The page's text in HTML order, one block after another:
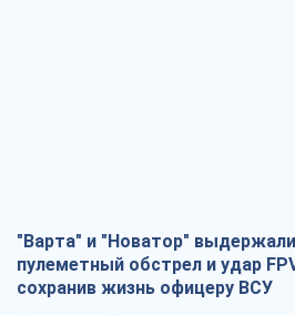
"Варта" и "Новатор" выдержали
пулеметный обстрел и удар
сохранив жизнь офицеру ВСУ